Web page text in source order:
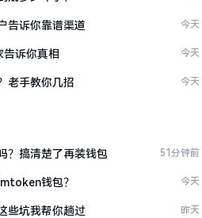
告诉你靠谱渠道 今天
诉你真相 今天
老手教你几招 今天
？搞清楚了再装钱包 51分钟前
钱包？ 今天
些坑我帮你趟过 昨天